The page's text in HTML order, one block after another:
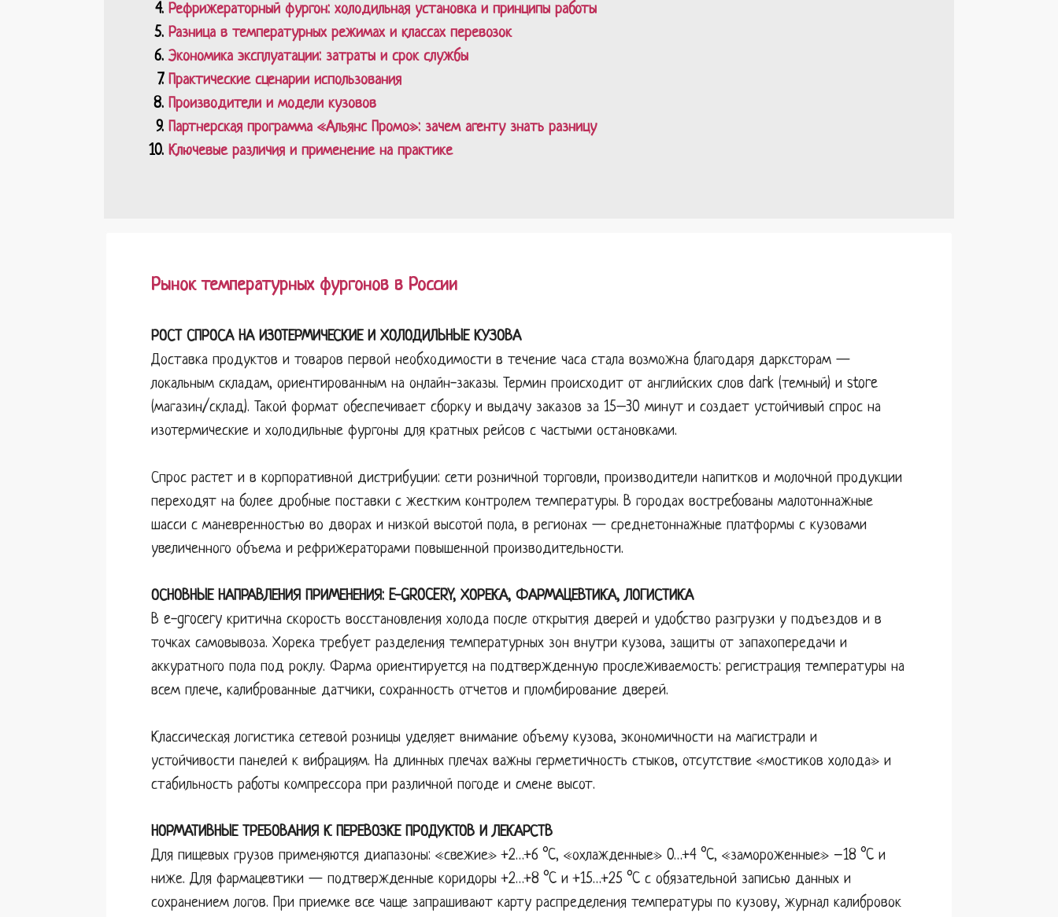
Рефрижераторный фургон: холодильная установка и принципы работы
Разница в температурных режимах и классах перевозок
Экономика эксплуатации: затраты и срок службы
Практические сценарии использования
Производители и модели кузовов
Партнерская программа «Альянс Промо»: зачем агенту знать разницу
Ключевые различия и применение на практике
Рынок температурных фургонов в России
РОСТ СПРОСА НА ИЗОТЕРМИЧЕСКИЕ И ХОЛОДИЛЬНЫЕ КУЗОВА
Доставка продуктов и товаров первой необходимости в течение часа стала возможна благодаря дарксторам —
локальным складам, ориентированным на онлайн-заказы. Термин происходит от английских слов dark (темный) и store
(магазин/склад). Такой формат обеспечивает сборку и выдачу заказов за 15–30 минут и создает устойчивый спрос на
изотермические и холодильные фургоны для кратных рейсов с частыми остановками.
Спрос растет и в корпоративной дистрибуции: сети розничной торговли, производители напитков и молочной продукции
переходят на более дробные поставки с жестким контролем температуры. В городах востребованы малотоннажные
шасси с маневренностью во дворах и низкой высотой пола, в регионах — среднетоннажные платформы с кузовами
увеличенного объема и рефрижераторами повышенной производительности.
ОСНОВНЫЕ НАПРАВЛЕНИЯ ПРИМЕНЕНИЯ: E-GROCERY, ХОРЕКА, ФАРМАЦЕВТИКА, ЛОГИСТИКА
В e-grocery критична скорость восстановления холода после открытия дверей и удобство разгрузки у подъездов и в
точках самовывоза. Хорека требует разделения температурных зон внутри кузова, защиты от запахопередачи и
аккуратного пола под роклу. Фарма ориентируется на подтвержденную прослеживаемость: регистрация температуры на
всем плече, калиброванные датчики, сохранность отчетов и пломбирование дверей.
Классическая логистика сетевой розницы уделяет внимание объему кузова, экономичности на магистрали и
устойчивости панелей к вибрациям. На длинных плечах важны герметичность стыков, отсутствие «мостиков холода» и
стабильность работы компрессора при различной погоде и смене высот.
НОРМАТИВНЫЕ ТРЕБОВАНИЯ К ПЕРЕВОЗКЕ ПРОДУКТОВ И ЛЕКАРСТВ
Для пищевых грузов применяются диапазоны: «свежие» +2…+6 °C, «охлажденные» 0…+4 °C, «замороженные» −18 °C и
ниже. Для фармацевтики — подтвержденные коридоры +2…+8 °C и +15…+25 °C с обязательной записью данных и
сохранением логов. При приемке все чаще запрашивают карту распределения температуры по кузову, журнал калибровок